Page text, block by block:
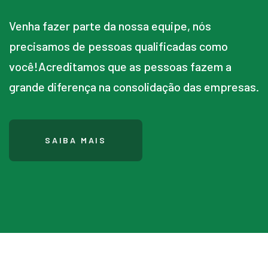
Venha fazer parte da nossa equipe, nós
precisamos de pessoas qualificadas como
você!Acreditamos que as pessoas fazem a
grande diferença na consolidação das empresas.
SAIBA MAIS